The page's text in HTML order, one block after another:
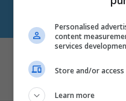
ΕΙΔΑΜΕ
Όσα μάς άρεσαν
την
Personalised
content
services
Store and/or
Learn more